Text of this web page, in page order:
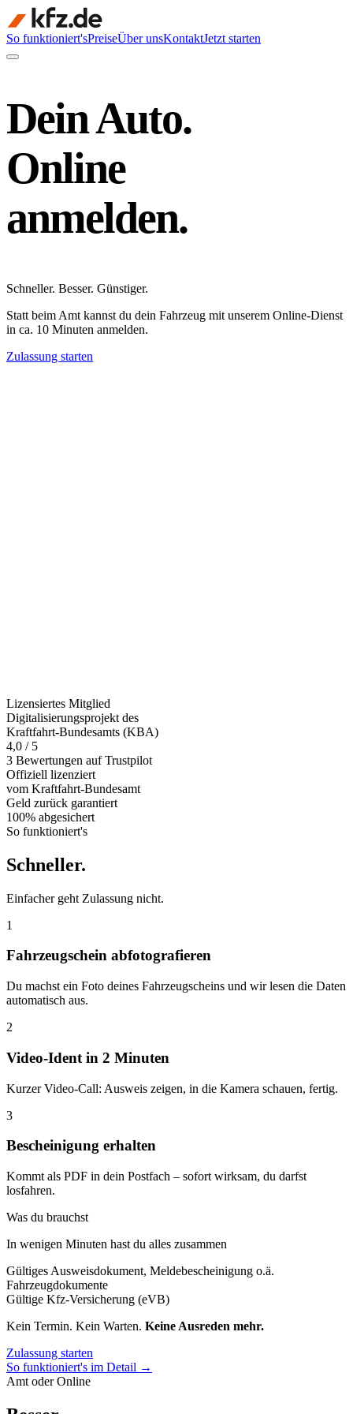
So funktioniert'sPreiseÜber unsKontaktJetzt starten
Dein Auto.
Online
anmelden.
Schneller. Besser. Günstiger.
Statt beim Amt kannst du dein Fahrzeug mit unserem Online-Dienst
in ca. 10 Minuten anmelden.
Zulassung starten
Lizensiertes Mitglied
Digitalisierungsprojekt des
Kraftfahrt-Bundesamts (KBA)
4,0 / 5
3 Bewertungen auf Trustpilot
Offiziell lizenziert
vom Kraftfahrt-Bundesamt
Geld zurück garantiert
100% abgesichert
So funktioniert's
Schneller.
Einfacher geht Zulassung nicht.
1
Fahrzeugschein abfotografieren
Du machst ein Foto deines Fahrzeugscheins und wir lesen die Daten
automatisch aus.
2
Video-Ident in 2 Minuten
Kurzer Video-Call: Ausweis zeigen, in die Kamera schauen, fertig.
3
Bescheinigung erhalten
Kommt als PDF in dein Postfach – sofort wirksam, du darfst
losfahren.
Was du brauchst
In wenigen Minuten hast du alles zusammen
Gültiges Ausweisdokument, Meldebescheinigung o.ä.
Fahrzeugdokumente
Gültige Kfz-Versicherung (eVB)
Kein Termin. Kein Warten. Keine Ausreden mehr.
Zulassung starten
So funktioniert's im Detail →
Amt oder Online